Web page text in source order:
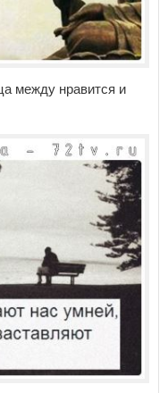
между нравится и